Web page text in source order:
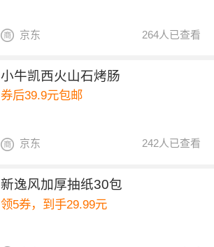
264人已查看
京东
小牛凯西火山石烤肠
券后39.9元包邮
242人已查看
京东
新逸风加厚抽纸30包
领5券，到手29.99元